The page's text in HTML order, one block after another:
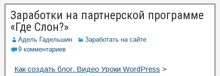
Заработки на партнерской программе
«Где Слон?»
Адель Гадельшин
Заработать на сайте
9 комментариев
Как создать блог. Видео Уроки WordPress >